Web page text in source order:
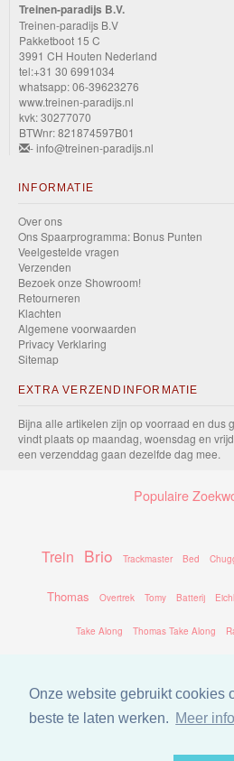
Onze website gebruikt cookies
beste te laten werken. Meer info
Treinen-paradijs B.V.
Treinen-paradijs B.V
Pakketboot 15 C
3991 CH Houten Nederland
tel:+31 30 6991034
whatsapp: 06-39623276
www.treinen-paradijs.nl
kvk: 30277070
BTWnr: 821874597B01
- info@treinen-paradijs.nl
INFORMATIE
Over ons
Ons Spaarprogramma: Bonus Punten
Veelgestelde vragen
Verzenden
Bezoek onze Showroom!
Retourneren
Klachten
Algemene voorwaarden
Privacy Verklaring
Sitemap
EXTRA VERZENDINFORMATIE
Bijna alle artikelen zijn op voorraad en dus
vindt plaats op maandag, woensdag en
een verzenddag gaan dezelfde dag mee.
Populaire
Trein Brio Trackmaster Bed
Thomas Overtrek Tomy Batterij
Take Along Thomas Take Along